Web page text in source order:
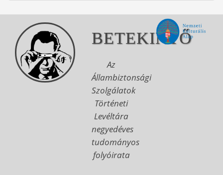
BETEKINTŐ
Az
Állambiztonsági
Szolgálatok
Történeti
Levéltára
negyedéves
tudományos
folyóirata